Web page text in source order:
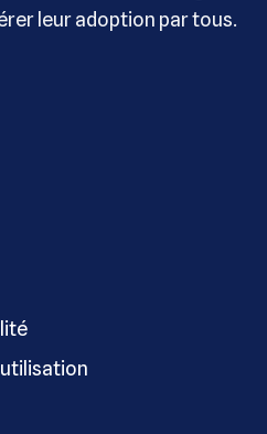
leur adoption par tous.